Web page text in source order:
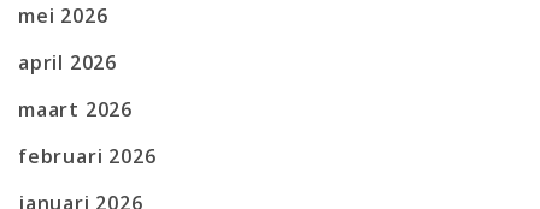
mei 2026
april 2026
maart 2026
februari 2026
januari 2026